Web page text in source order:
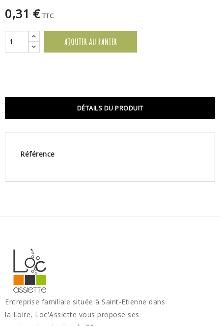
0,31 € TTC
AJOUTER AU PANIER
DÉTAILS DU PRODUIT
Référence
Entreprise familiale située à Saint-Etienne dans
la Loire, Loc'Assiette vous propose ses